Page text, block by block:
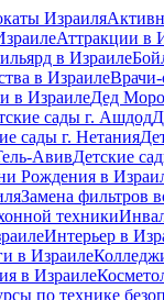
Израиля
Аттракции в
в Израиле
в Израиле
в ИзраилеДед
сады г. Ашдод
сады г. Нетания
АвивДетские
Рождения в
Замена фильтров
техники
Интерьер в
в Израиле
в Израиле
по технике